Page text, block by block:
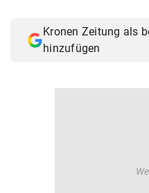
Kronen Zeitung als
hinzufügen